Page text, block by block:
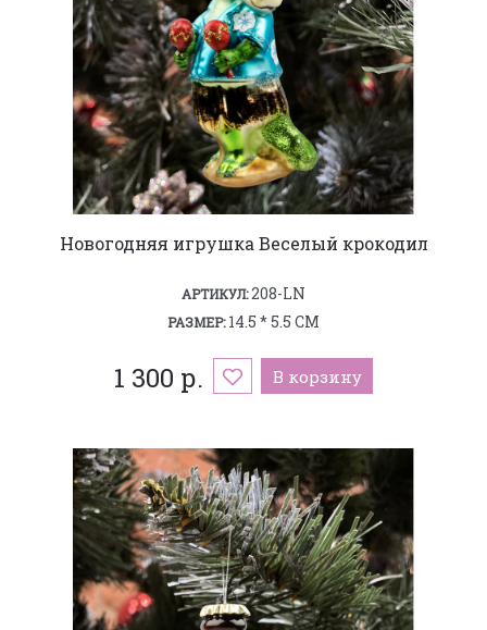
Новогодняя игрушка Веселый крокодил
АРТИКУЛ:208-LN
РАЗМЕР:14.5 * 5.5 СМ
1 300 р. В корзину